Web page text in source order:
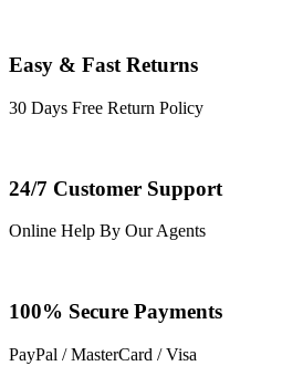
Easy & Fast Returns
30 Days Free Return Policy
24/7 Customer Support
Online Help By Our Agents
100% Secure Payments
PayPal / MasterCard / Visa